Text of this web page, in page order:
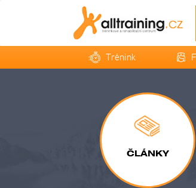
Trénink
ČLÁNKY